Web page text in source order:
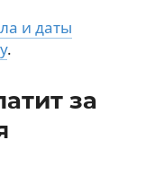
и даты
.
за